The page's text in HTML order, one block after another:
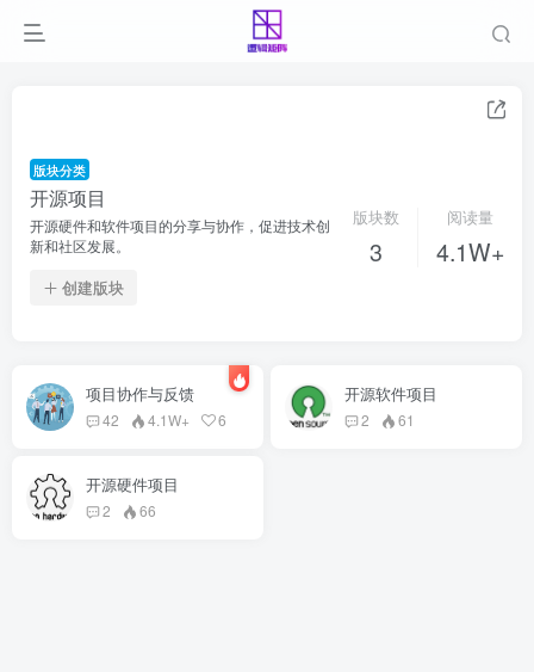
版块分类
开源项目
开源硬件和软件项目的分享与协作，促进技术创
新和社区发展。
创建版块
版块数
3
阅读量
4.1W+
项目协作与反馈
42 4.1W+ 6
开源软件项目
2 61
开源硬件项目
2 66